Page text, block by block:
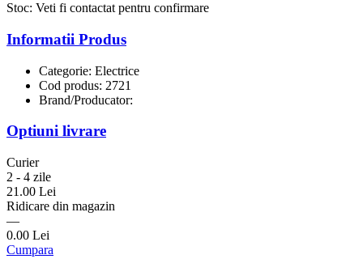
Stoc: Veti fi contactat pentru confirmare
Informatii Produs
Categorie: Electrice
Cod produs: 2721
Brand/Producator:
Optiuni livrare
Curier
2 - 4 zile
21.00 Lei
Ridicare din magazin
—
0.00 Lei
Cumpara